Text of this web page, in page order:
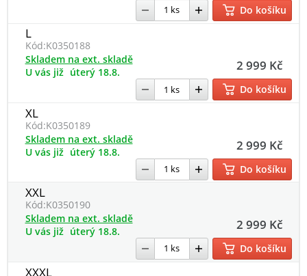
Do košíku
L
Kód:K0350188
2 999 Kč
Skladem na ext. skladě
U vás již úterý 18.8.
Do košíku
XL
Kód:K0350189
2 999 Kč
Skladem na ext. skladě
U vás již úterý 18.8.
Do košíku
XXL
Kód:K0350190
2 999 Kč
Skladem na ext. skladě
U vás již úterý 18.8.
Do košíku
XXXL